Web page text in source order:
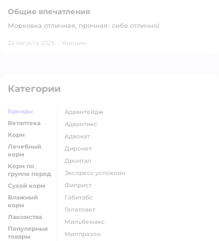
Общие впечатления
Морковка отличная, прочная- сибе отлично)
22 августа 2025 · Аноним
Категории
Бренды
Ветаптека
Корм
Лечебный
корм
Корм по
группе пород
Сухой корм
Влажный
корм
Лакомства
Популярные
товары
адвантейдж
адвантикс
адвокат
диронет
дронтал
экспресс успокоин
фиприст
габитабс
гепатовет
мильбемакс
милпразон